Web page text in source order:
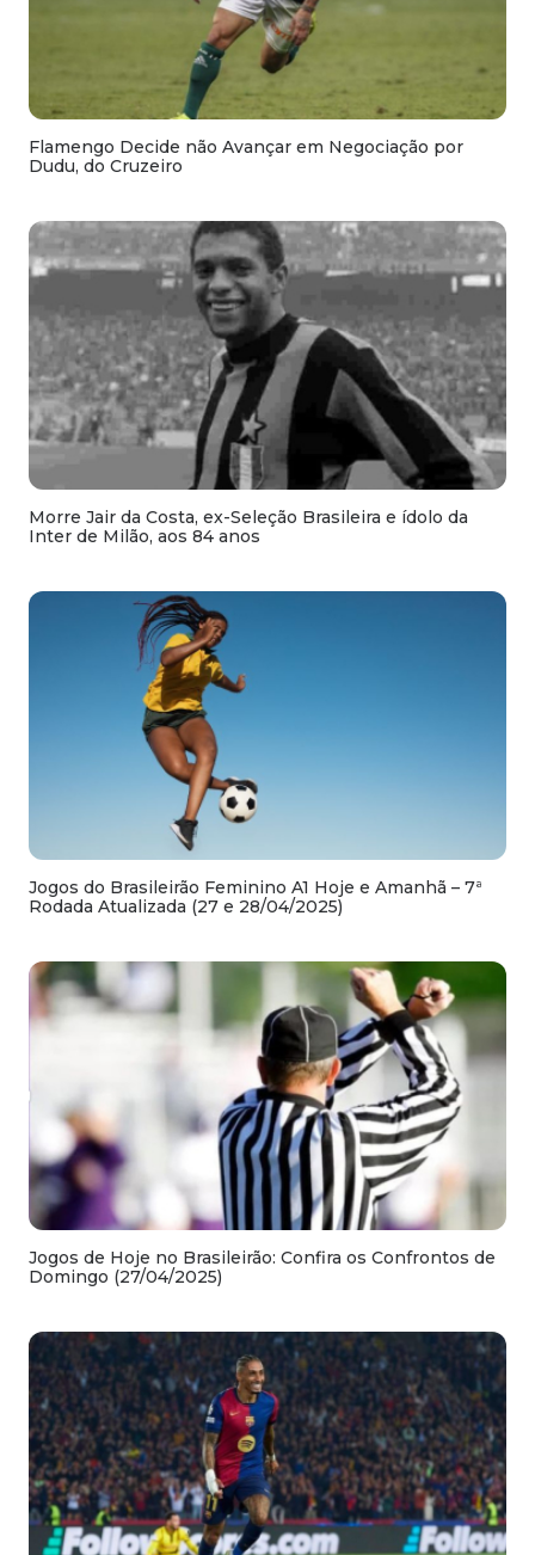
Flamengo Decide não Avançar em Negociação por
Dudu, do Cruzeiro
Morre Jair da Costa, ex-Seleção Brasileira e ídolo da
Inter de Milão, aos 84 anos
Jogos do Brasileirão Feminino A1 Hoje e Amanhã – 7ª
Rodada Atualizada (27 e 28/04/2025)
Jogos de Hoje no Brasileirão: Confira os Confrontos de
Domingo (27/04/2025)